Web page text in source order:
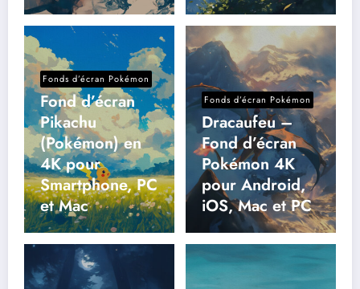
Fonds d’écran Pokémon
Fond d’écran
Pikachu
(Pokémon) en
4K pour
Smartphone, PC
et Mac
Fonds d’écran Pokémon
Dracaufeu –
Fond d’écran
Pokémon 4K
pour Android,
iOS, Mac et PC